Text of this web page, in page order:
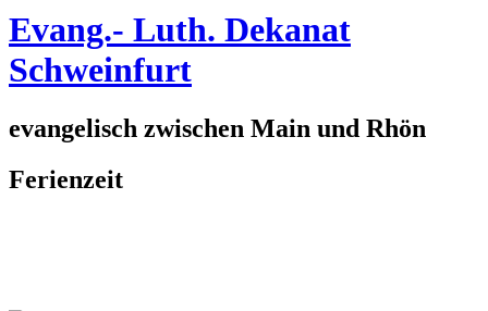
Evang.- Luth. Dekanat
Schweinfurt
evangelisch zwischen Main und Rhön
Ferienzeit